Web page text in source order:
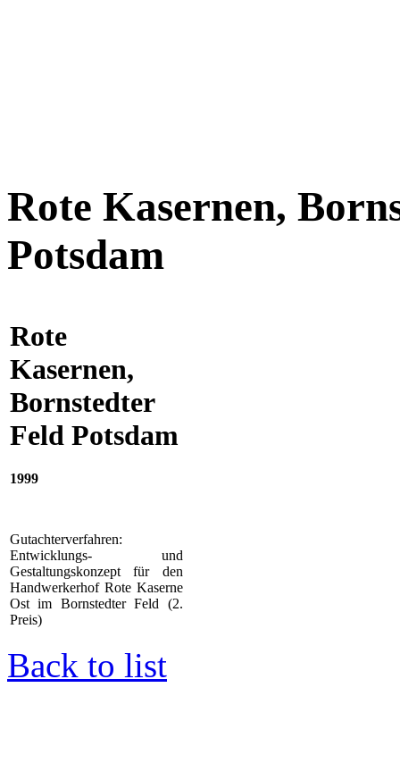
Rote Kasernen,
Potsdam
Rote
Kasernen,
Bornstedter
Feld Potsdam
1999
Gutachterverfahren:
Entwicklungs- und
Gestaltungskonzept für den
Handwerkerhof Rote Kaserne
Ost im Bornstedter Feld (2.
Preis)
Back to list